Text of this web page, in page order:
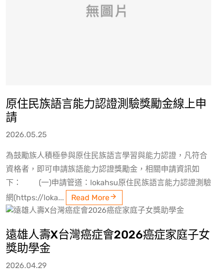
原住民族語言能力認證測驗獎勵金線上申
請
2026.05.25
為鼓勵族人積極參與原住民族語言學習與能力認證，凡符合
資格者，即可申請族語能力認證獎勵金，相關申請資訊如
下： (一)申請管道：lokahsu原住民族語言能力認證測驗
網(https://loka...
Read More
遠雄人壽X台灣癌症會2026癌症家庭子女
獎助學金
2026.04.29